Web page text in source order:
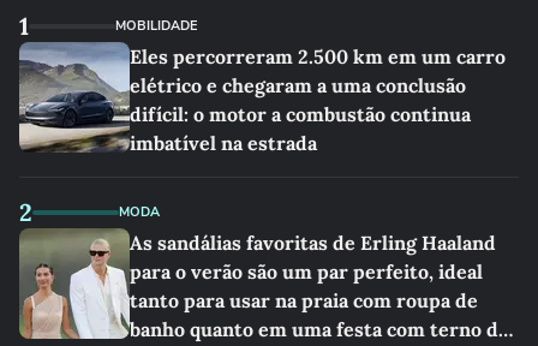
1 MOBILIDADE
Eles percorreram 2.500 km em um carro
elétrico e chegaram a uma conclusão
difícil: o motor a combustão continua
imbatível na estrada
2 MODA
As sandálias favoritas de Erling Haaland
para o verão são um par perfeito, ideal
tanto para usar na praia com roupa de
banho quanto em uma festa com terno de